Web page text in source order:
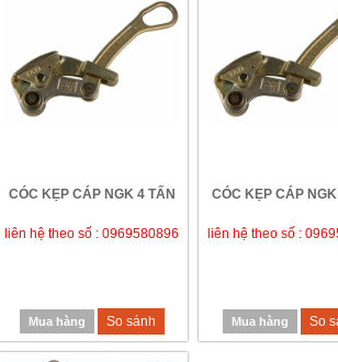
CÓC KẸP CÁP NGK 4 TẤN
liên hệ theo số : 0969580896
Mua hàng So sánh
CÓC KẸP CÁP
liên hệ theo số :
Mua hàng So